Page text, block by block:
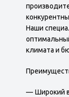
Наши
климата и
Широкий